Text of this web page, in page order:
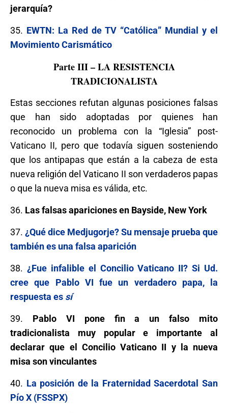
jerarquía?
35. EWTN: La Red de TV “Católica” Mundial y el
Movimiento Carismático
Parte III – LA RESISTENCIA
TRADICIONALISTA
Estas secciones refutan algunas posiciones falsas
que han sido adoptadas por quienes han
reconocido un problema con la “Iglesia” post-
Vaticano II, pero que todavía siguen sosteniendo
que los antipapas que están a la cabeza de esta
nueva religión del Vaticano II son verdaderos papas
o que la nueva misa es válida, etc.
36. Las falsas apariciones en Bayside, New York
37. ¿Qué dice Medjugorje? Su mensaje prueba que
también es una falsa aparición
38. ¿Fue infalible el Concilio Vaticano II? Si Ud.
cree que Pablo VI fue un verdadero papa, la
respuesta es sí
39. Pablo VI pone fin a un falso mito
tradicionalista muy popular e importante al
declarar que el Concilio Vaticano II y la nueva
misa son vinculantes
40. La posición de la Fraternidad Sacerdotal San
Pío X (FSSPX)